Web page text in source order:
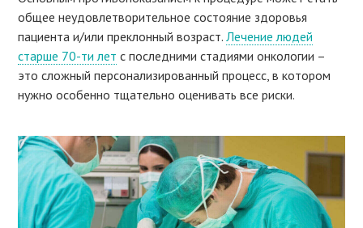
общее неудовлетворительное состояние здоровья
пациента и/или преклонный возраст.Лечение людей
старше 70-ти лет с последними стадиями онкологии –
это сложный персонализированный процесс, в котором
нужно особенно тщательно оценивать все риски.